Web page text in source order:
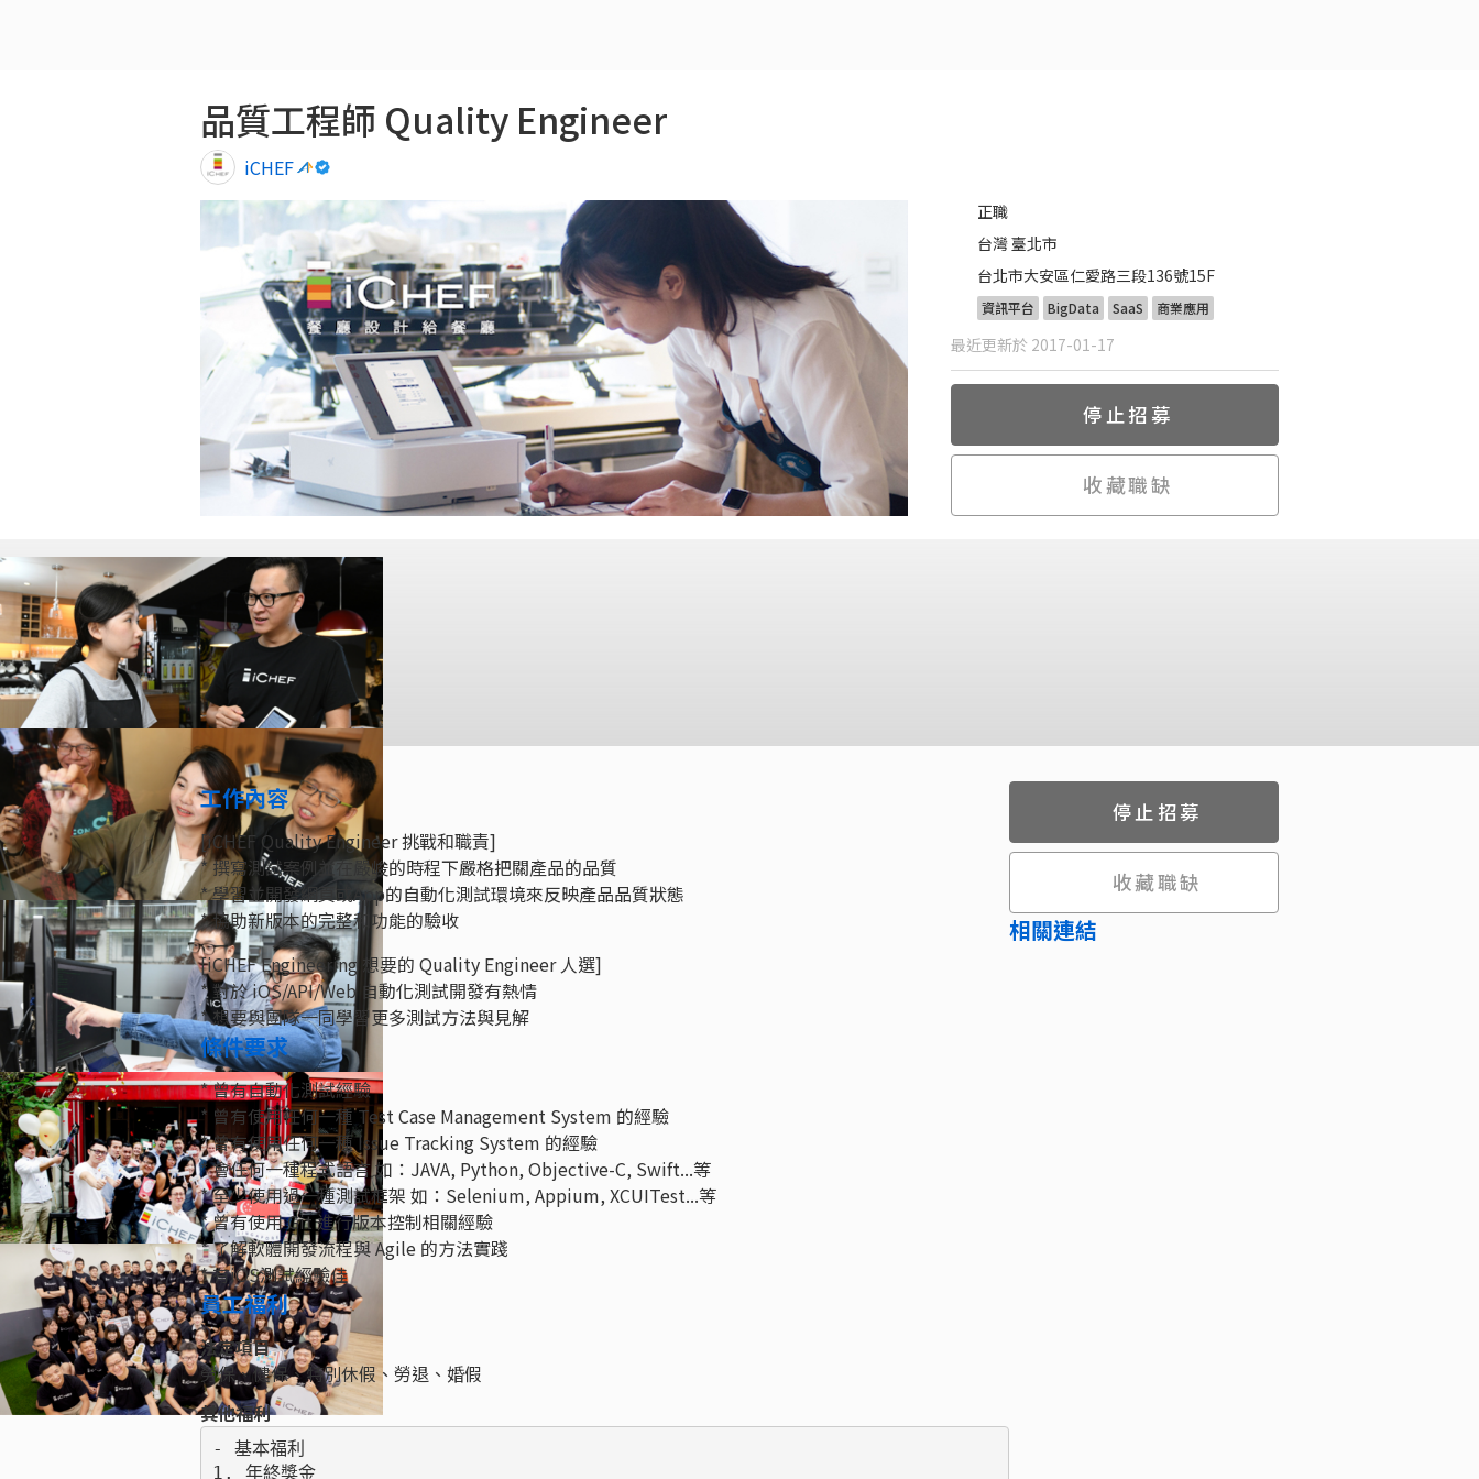
品質工程師 Quality Engineer
iCHEF
正職
台灣 臺北市
台北市大安區仁愛路三段136號15F
資訊平台 BigData SaaS 商業應用
最近更新於 2017-01-17
停止招募
收藏職缺
工作內容
[iCHEF Quality Engineer 挑戰和職責]
* 撰寫測試案例並在嚴峻的時程下嚴格把關產品的品質
* 學習並開發網頁或App的自動化測試環境來反映產品品質狀態
* 協助新版本的完整和功能的驗收
[iCHEF Engineering 想要的 Quality Engineer 人選]
* 對於 iOS/API/Web 自動化測試開發有熱情
* 想要與團隊一同學習更多測試方法與見解
條件要求
* 曾有自動化測試經驗
* 曾有使用任何一種 Test Case Management System 的經驗
* 曾有使用任何一種 Issue Tracking System 的經驗
* 會任何一種程式語言 如：JAVA, Python, Objective-C, Swift...等
* 至少使用過一種測試框架 如：Selenium, Appium, XCUITest...等
* 曾有使用 Git 進行版本控制相關經驗
* 了解軟體開發流程與 Agile 的方法實踐
* 有iOS測試經驗佳
員工福利
法定項目
勞保、健保、特別休假、勞退、婚假
其他福利
- 基本福利
1. 年終獎金
停止招募
收藏職缺
相關連結